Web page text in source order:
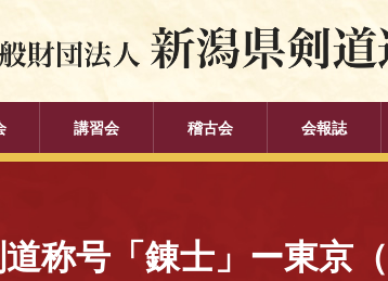
講習会 稽古会 会報誌
道称号「錬士」ー東京